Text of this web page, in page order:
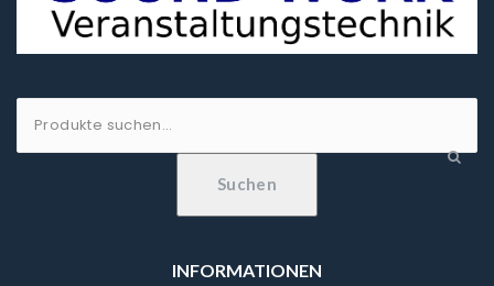
Suchen
INFORMATIONEN